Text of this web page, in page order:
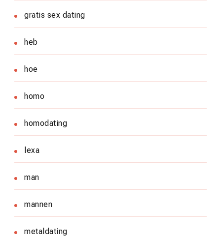
gratis sex dating
heb
hoe
homo
homodating
lexa
man
mannen
metaldating